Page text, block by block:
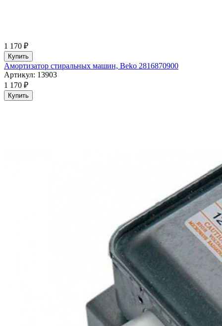
1 170 ₽
Купить
Амортизатор стиральных машин, Beko 2816870900
Артикул: 13903
1 170 ₽
Купить